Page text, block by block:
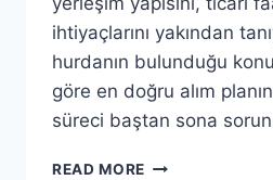
ihtiyaçlarını yakından
hurdanın bulunduğu
göre en doğru alım
süreci baştan sona
READ MORE YALOVA